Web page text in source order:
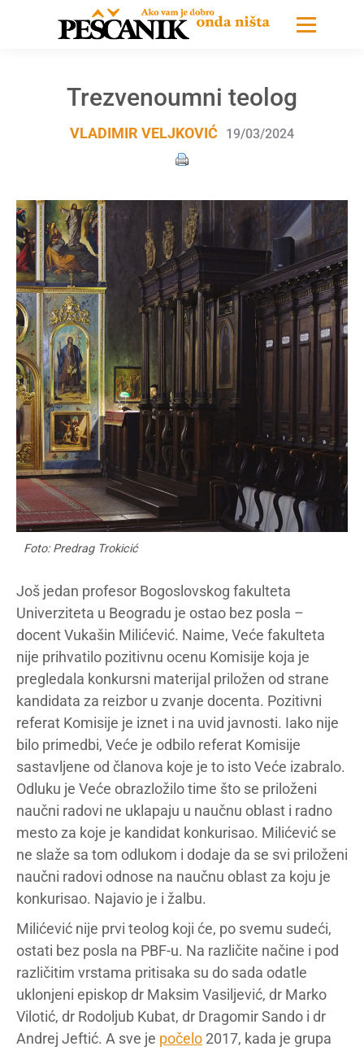
Trezvenoumni teolog
VLADIMIR VELJKOVIĆ 19/03/2024
Foto: Predrag Trokicić
Još jedan profesor Bogoslovskog fakulteta
Univerziteta u Beogradu je ostao bez posla –
docent Vukašin Milićević. Naime, Veće fakulteta
nije prihvatilo pozitivnu ocenu Komisije koja je
pregledala konkursni materijal priložen od strane
kandidata za reizbor u zvanje docenta. Pozitivni
referat Komisije je iznet i na uvid javnosti. Iako nije
bilo primedbi, Veće je odbilo referat Komisije
sastavljene od članova koje je to isto Veće izabralo.
Odluku je Veće obrazložilo time što se priloženi
naučni radovi ne uklapaju u naučnu oblast i radno
mesto za koje je kandidat konkurisao. Milićević se
ne slaže sa tom odlukom i dodaje da se svi priloženi
naučni radovi odnose na naučnu oblast za koju je
konkurisao. Najavio je i žalbu.
Milićević nije prvi teolog koji će, po svemu sudeći,
ostati bez posla na PBF-u. Na različite načine i pod
različitim vrstama pritisaka su do sada odatle
uklonjeni episkop dr Maksim Vasiljević, dr Marko
Vilotić, dr Rodoljub Kubat, dr Dragomir Sando i dr
Andrej Jeftić. A sve je počelo 2017, kada je grupa